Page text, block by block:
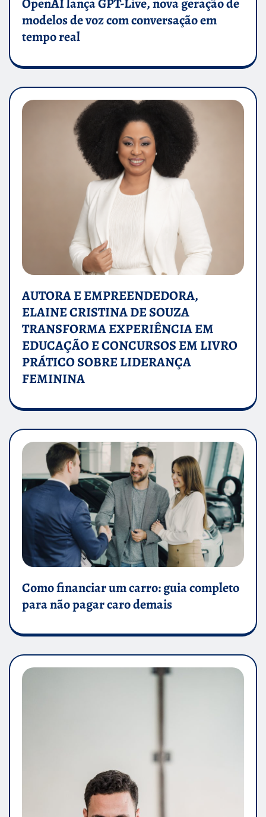
OpenAI lança GPT-Live, nova geração de
modelos de voz com conversação em
tempo real
AUTORA E EMPREENDEDORA,
ELAINE CRISTINA DE SOUZA
TRANSFORMA EXPERIÊNCIA EM
EDUCAÇÃO E CONCURSOS EM LIVRO
PRÁTICO SOBRE LIDERANÇA
FEMININA
Como financiar um carro: guia completo
para não pagar caro demais